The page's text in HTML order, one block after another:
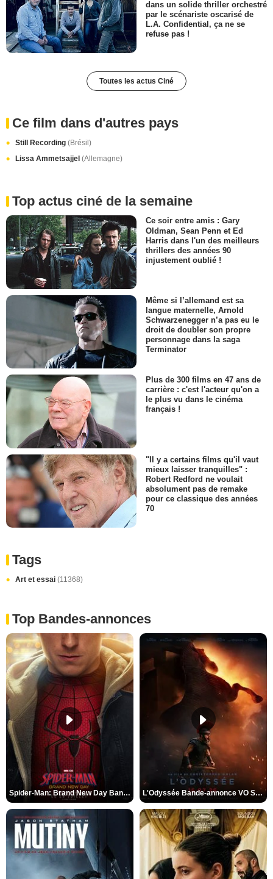
dans un solide thriller orchestré
par le scénariste oscarisé de
L.A. Confidential, ça ne se
refuse pas !
Toutes les actus Ciné
Ce film dans d'autres pays
Still Recording (Brésil)
Lissa Ammetsajjel (Allemagne)
Top actus ciné de la semaine
Ce soir entre amis : Gary
Oldman, Sean Penn et Ed
Harris dans l'un des meilleurs
thrillers des années 90
injustement oublié !
Même si l’allemand est sa
langue maternelle, Arnold
Schwarzenegger n’a pas eu le
droit de doubler son propre
personnage dans la saga
Terminator
Plus de 300 films en 47 ans de
carrière : c'est l'acteur qu'on a
le plus vu dans le cinéma
français !
"Il y a certains films qu'il vaut
mieux laisser tranquilles" :
Robert Redford ne voulait
absolument pas de remake
pour ce classique des années
70
Tags
Art et essai (11368)
Top Bandes-annonces
Spider-Man: Brand New Day Bande-annonce VO STFR L'Odyssée Bande-annonce VO STFR